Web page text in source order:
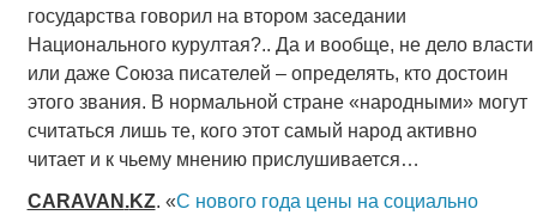
государства говорил на втором заседании
Национального курултая?.. Да и вообще, не дело власти
или даже Союза писателей – определять, кто достоин
этого звания. В нормальной стране «народными» могут
считаться лишь те, кого этот самый народ активно
читает и к чьему мнению прислушивается…
CARAVAN .KZ. «С нового года цены на социально